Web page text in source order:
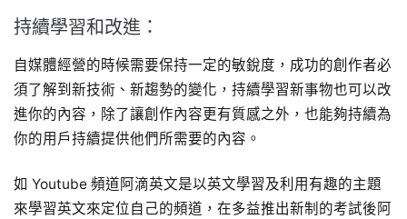
持續學習和改進：
自媒體經營的時候需要保持一定的敏銳度，成功的創作者必
須了解到新技術、新趨勢的變化，持續學習新事物也可以改
進你的內容，除了讓創作內容更有質感之外，也能夠持續為
你的用戶持續提供他們所需要的內容。
如 Youtube 頻道阿滴英文是以英文學習及利用有趣的主題
來學習英文來定位自己的頻道，在多益推出新制的考試後阿